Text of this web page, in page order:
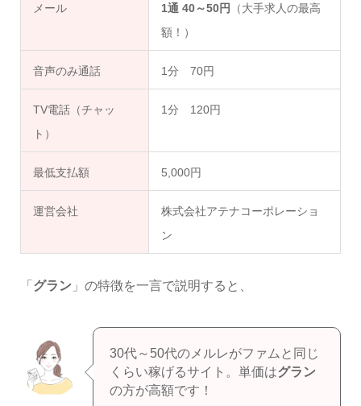
メール 1通 40～50円
（大手求人の最高
額！）
音声のみ通話 1分 70円
TV電話（チャッ
ト）
1分 120円
最低支払額 5,000円
運営会社
株式会社アテナコーポレーショ
ン
「 グラン」の特徴を一言で説明すると、
30代～50代のメルレがファムと同じ
くらい稼げるサイト。単価はグラン
の方が高額です！